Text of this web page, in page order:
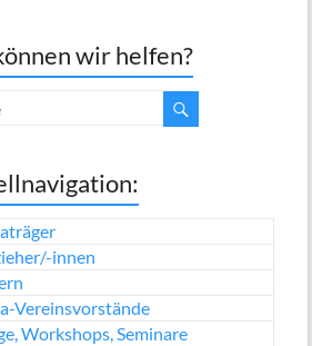
wir helfen?
innen
Vereinsvorstände
Workshops, Seminare